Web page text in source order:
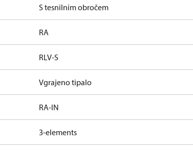
S tesnilnim obročem
RA
RLV-S
Vgrajeno tipalo
RA-IN
3-elements